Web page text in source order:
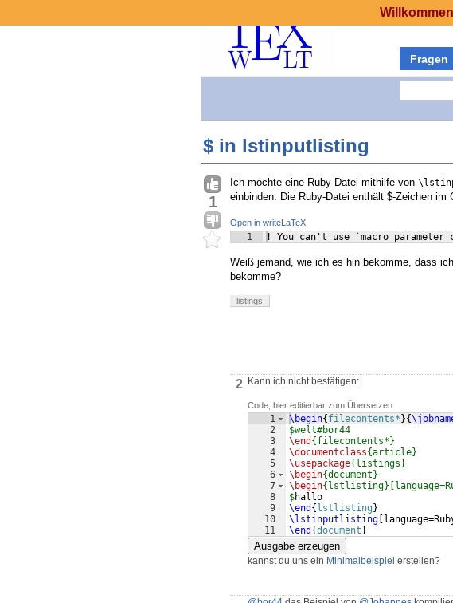
Fragen
$ in lstinputlisting
1
Ich möchte eine Ruby-Datei mithilfe von
einbinden. Die Ruby-Datei enthält $-Zeichen
Open in writeLaTeX
1 ! You can't use `macro parameter
Weiß jemand, wie ich es hin bekomme, dass ich
bekomme?
listings
2 Kann ich nicht bestätigen:
Code, hier editierbar zum Übersetzen:
1
2
3
4
5
6
7
8
9
10
11
\begin{ filecontents* }{
$welt#bor44
\end {filecontents*}
\documentclass{article}
\usepackage{listings}
\begin{document}
\begin
$hallo
\end { lstlisting }
\lstinputlisting
\end {document }
Ausgabe erzeugen
kannst du uns ein Minimalbeispiel erstellen?